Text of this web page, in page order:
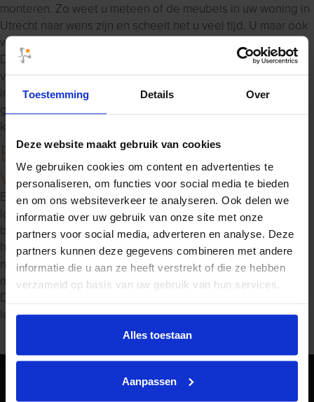
Toestemming Details Over
Deze website maakt gebruik van cookies
We gebruiken cookies om content en advertenties te
personaliseren, om functies voor social media te bieden
en om ons websiteverkeer te analyseren. Ook delen we
informatie over uw gebruik van onze site met onze
partners voor social media, adverteren en analyse. Deze
partners kunnen deze gegevens combineren met andere
informatie die u aan ze heeft verstrekt of die ze hebben
verzameld op basis van uw gebruik van hun services.
Alles toestaan
Aanpassen
monteren. Zo weet u meteen of de meubels in uw woning in
Utrecht naar wens zijn en scheelt het u veel tijd. U maar ook
wij vinden het belangrijk dat de meubels naar wens zijn.
Daarom betaald u pas na levering! Daarbij willen we graag
voor iedereen de mogelijkheid bieden om bij ons een
interieur samen te stellen. Bent u slecht ter been of heeft u
geen eigen vervoer? Wij halen u graag gratis op om een
kijkje te nemen in onze meubels in nabij Utrecht!
Bekijk onze meubels voor uw
woning in Utrecht!
Benieuwd wat wij voor u kunnen beteken? Kom gerust eens
langs in onzewoonwinkel nabij Utrechtom de meubels te
bewonderen. Ook voor vragen of advies bent u bij ons aan
het juiste adres! We geven u graag met informatie. U kunt
natuurlijk ook altijd een afspraak maken, zodat we samen
met u eens rustig kunnen kijken naar een passend interieur.
De koffie? Die verzorgen wij! Maak een afspraak of kom
langs en bekijk onze meubels voor uw woning in Utrecht!